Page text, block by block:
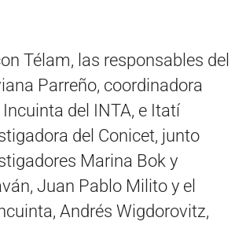
Télam, las responsables del
Parreño, coordinadora
del INTA, e Itatí
del Conicet, junto
Marina Bok y
Juan Pablo Milito y el
Andrés Wigdorovitz,